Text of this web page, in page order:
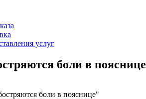
услуг
боли в пояснице
боли в пояснице"